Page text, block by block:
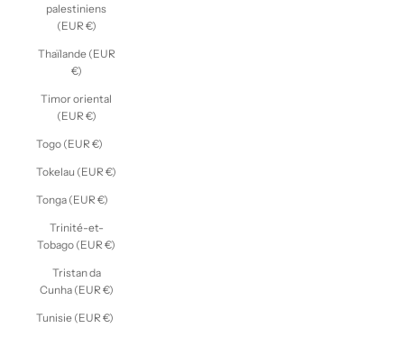
palestiniens
(EUR €)
Thaïlande (EUR
€)
Timor oriental
(EUR €)
Togo (EUR €)
Tokelau (EUR €)
Tonga (EUR €)
Trinité-et-
Tobago (EUR €)
Tristan da
Cunha (EUR €)
Tunisie (EUR €)